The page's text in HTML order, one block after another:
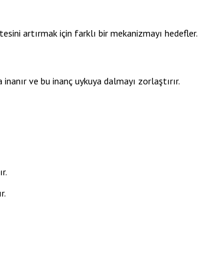
artırmak için farklı bir mekanizmayı hedefler.
ve bu inanç uykuya dalmayı zorlaştırır.